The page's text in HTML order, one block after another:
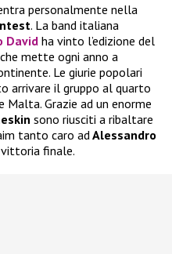
personalmente nella
. La band italiana
Davidha vinto l’edizione del
mette ogni anno a
Le giurie popolari
arrivare il gruppo al quarto
Malta. Grazie ad un enorme
sono riusciti a ribaltare
tanto caro ad Alessandro
vittoria finale.